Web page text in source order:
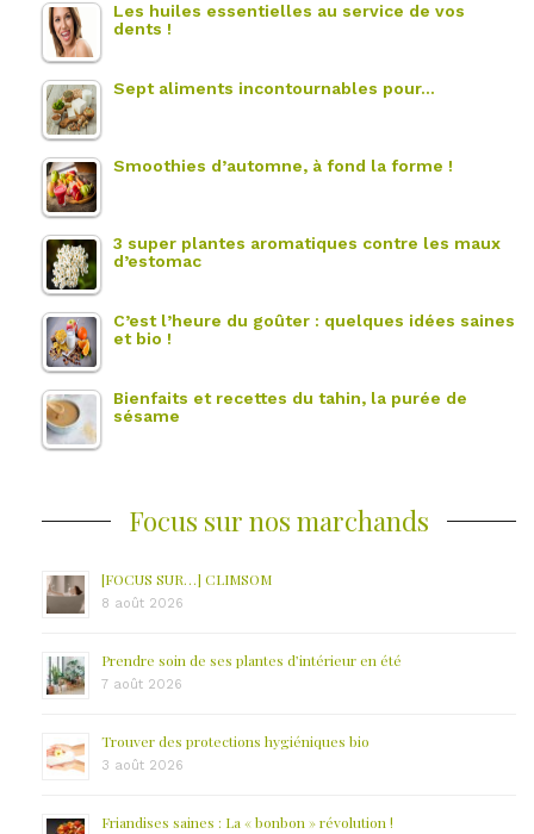
Les huiles essentielles au service de vos
dents !
Sept aliments incontournables pour…
Smoothies d’automne, à fond la forme !
3 super plantes aromatiques contre les maux
d’estomac
C’est l’heure du goûter : quelques idées saines
et bio !
Bienfaits et recettes du tahin, la purée de
sésame
Focus sur nos marchands
[FOCUS SUR…] CLIMSOM
8 août 2026
Prendre soin de ses plantes d’intérieur en été
7 août 2026
Trouver des protections hygiéniques bio
3 août 2026
Friandises saines : La « bonbon » révolution !